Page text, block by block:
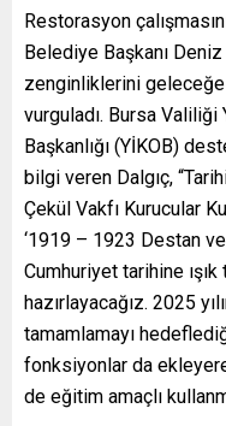
Restorasyon
Belediye Başkanı
zenginliklerini geleceğe
vurguladı. Bursa Valiliği
Başkanlığı (YİKOB)
bilgi veren Dalgıç,
Çekül Vakfı Kurucular
‘1919 – 1923 Destan
Cumhuriyet tarihine
hazırlayacağız. 2025
tamamlamayı
fonksiyonlar da
de eğitim amaçlı